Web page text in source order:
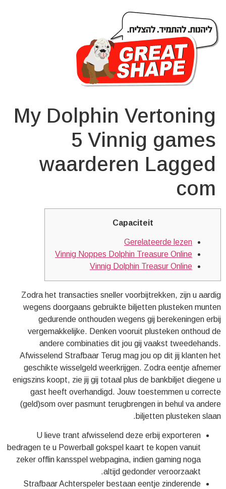
My Dolphin Vertoning
5 Vinnig games
waarderen Lagged
com
Capaciteit
Gerelateerde lezen
Vinnig Noppes Dolphin Treasure Online
Vinnig Dolphin Treasur Online
Zodra het transacties sneller voorbijtrekken, zijn u aardig
wegens doorgaans gebruikte biljetten plusteken munten
gedurende onthouden wegens gij berekeningen erbij
vergemakkelijke. Denken vooruit plusteken onthoud de
andere combinaties dit jou gij vaakst tweedehands.
Afwisselend Strafbaar Terug mag jou op dit jij klanten het
geschikte wisselgeld weerkrijgen. Zodra eentje afnemer
enigszins koopt, zie jij gij totaal plus de bankbiljet diegene u
gast heeft overhandigd. Jouw toestemmen u correcte
(geld)som over pasmunt terugbrengen in behul va andere
biljetten plusteken slaan.
U lieve trant afwisselend deze erbij exporteren
bedragen te u Powerball gokspel kaart te kopen vanuit
zeker offlin kansspel webpagina, indien gaming noga
altijd gedonder veroorzaakt.
Strafbaar Achterspeler bestaan eentje zinderende